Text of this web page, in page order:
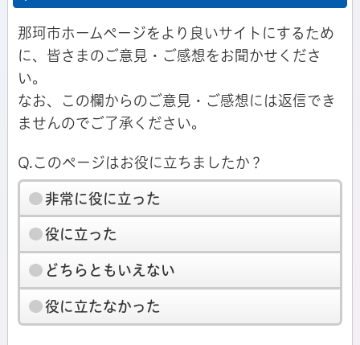
那珂市ホームページをより良いサイトにするため
に、皆さまのご意見・ご感想をお聞かせくださ
い。
なお、この欄からのご意見・ご感想には返信でき
ませんのでご了承ください。
Q.このページはお役に立ちましたか？
非常に役に立った
役に立った
どちらともいえない
役に立たなかった